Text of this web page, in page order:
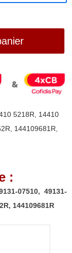
5218R
14410
144109681R
:
07510, 49131-
144109681R